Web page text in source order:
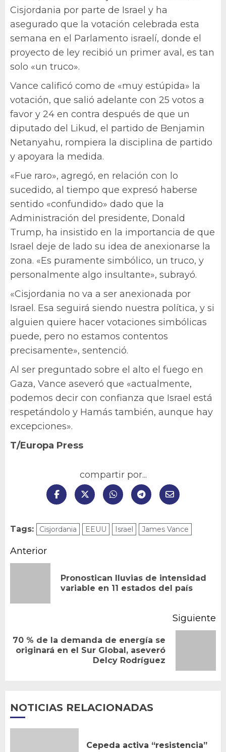
Cisjordania por parte de Israel y ha
asegurado que la votación celebrada esta
semana en el Parlamento israelí, donde el
proyecto de ley recibió un primer aval, es tan
solo «un truco».
Vance calificó como de «muy estúpida» la
votación, que salió adelante con 25 votos a
favor y 24 en contra después de que un
diputado del Likud, el partido de Benjamin
Netanyahu, rompiera la disciplina de partido
y apoyara la medida.
«Fue raro», agregó, en relación con lo
sucedido, al tiempo que expresó haberse
sentido «confundido» dado que la
Administración del presidente, Donald
Trump, ha insistido en la importancia de que
Israel deje de lado su idea de anexionarse la
zona. «Es puramente simbólico, un truco, y
personalmente algo insultante», subrayó.
«Cisjordania no va a ser anexionada por
Israel. Esa seguirá siendo nuestra política, y si
alguien quiere hacer votaciones simbólicas
puede, pero no estamos contentos
precisamente», sentenció.
Al ser preguntado sobre el alto el fuego en
Gaza, Vance aseveró que «actualmente,
podemos decir con confianza que Israel está
respetándolo y Hamás también, aunque hay
excepciones».
T/Europa Press
compartir por...
Tags: Cisjordania EEUU Israel James Vance
Navegación
entradas
Anterior
Pronostican lluvias de intensidad
variable en 11 estados del país
Siguiente
Siguiente
70 % de la demanda de energía se
originará en el Sur Global, aseveró
Delcy Rodríguez
NOTICIAS RELACIONADAS
Cepeda activa “resistencia”